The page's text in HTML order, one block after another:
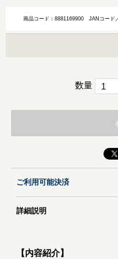
商品コード：8881169900JANコード
数量
ご利用可能決済
詳細説明
【内容紹介】